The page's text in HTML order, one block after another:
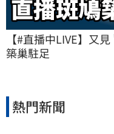
【#直播中LIVE】又
築巢駐足
熱門新聞